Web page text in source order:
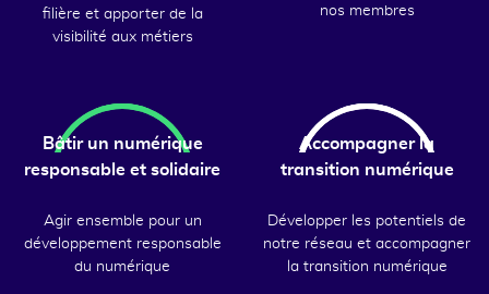
filière et apporter de la
visibilité aux métiers
nos membres
Bâtir un numérique
responsable et solidaire
Agir ensemble pour un
développement responsable
du numérique
Accompagner la
transition numérique
Développer les potentiels de
notre réseau et accompagner
la transition numérique